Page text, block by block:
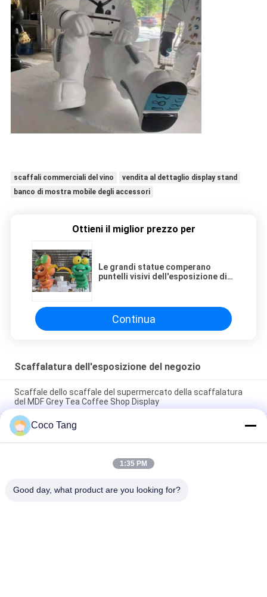
scaffali commerciali del vino
vendita al dettaglio display stand
banco di mostra mobile degli accessori
Ottieni il miglior prezzo per
Le grandi statue comperano
puntelli visivi dell'esposizione di
Continua
Scaffalatura dell'esposizione del negozio
Scaffale dello scaffale del supermercato della scaffalatura
del MDF Grey Tea Coffee Shop Display
Banchi di mostra/scaffali esposizione al minuto abbastanza
forti del metallo per la drogheria
Quattro - funzione dello scaffale di esposizione della pittura
della scaffalatura dell'esposizione del negozio del nastro
Coco Tang
1:35 PM
Good day, what product are you looking for?